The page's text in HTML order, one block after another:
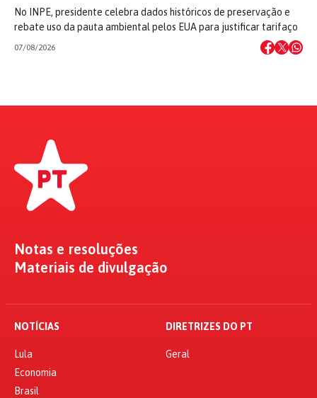
No INPE, presidente celebra dados históricos de preservação e
rebate uso da pauta ambiental pelos EUA para justificar tarifaço
07/08/2026
Notas e resoluções
Materiais de divulgação
NOTÍCIAS
Lula
Economia
Brasil
DIRETRIZES DO PT
Geral